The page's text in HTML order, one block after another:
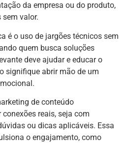
da empresa ou do produto,
sem valor.
é o uso de jargões técnicos sem
quem busca soluções
deve ajudar e educar o
signifique abrir mão de um
de conteúdo
reais, seja com
ou dicas aplicáveis. Essa
o engajamento, como